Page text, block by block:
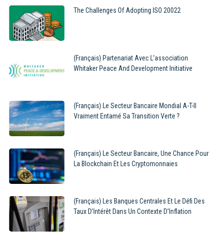
The Challenges Of Adopting ISO 20022
(Français) Partenariat Avec L’association
Whitaker Peace And Development Initiative
(Français) Le Secteur Bancaire Mondial A-T-Il
Vraiment Entamé Sa Transition Verte ?
(Français) Le Secteur Bancaire, Une Chance Pour
La Blockchain Et Les Cryptomonnaies
(Français) Les Banques Centrales Et Le Défi Des
Taux D’Intérêt Dans Un Contexte D’Inflation